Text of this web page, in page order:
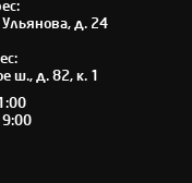
д. 24
ш., д. 82, к. 1